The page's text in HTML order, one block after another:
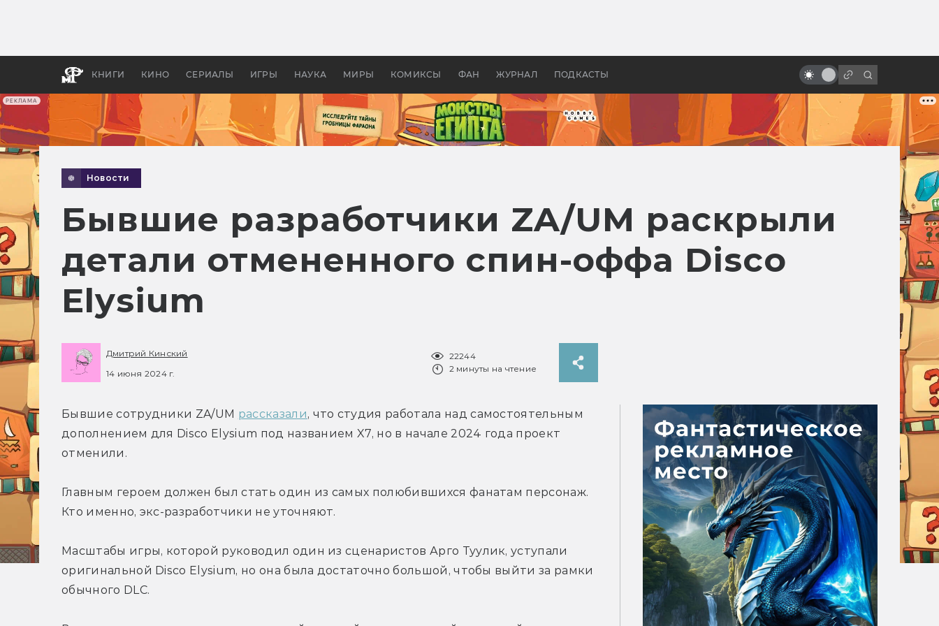
РЕКЛАМА
КНИГИ КИНО СЕРИАЛЫ ИГРЫ НАУКА МИРЫ КОМИКСЫ ФАН ЖУРНАЛ ПОДКАСТЫ
бы «Властелина колец»
Древней Грецией
младшего
Новости
Бывшие разработчики ZA/UM раскрыли
детали отмененного спин-оффа Disco
Elysium
Дмитрий Кинский
14 июня 2024 г.
22244
2 минуты на чтение
Бывшие сотрудники ZA/UM рассказали, что студия работала над самостоятельным
дополнением для Disco Elysium под названием X7, но в начале 2024 года проект
отменили.
Главным героем должен был стать один из самых полюбившихся фанатам персонаж.
Кто именно, экс-разработчики не уточняют.
Масштабы игры, которой руководил один из сценаристов Арго Туулик, уступали
оригинальной Disco Elysium, но она была достаточно большой, чтобы выйти за рамки
обычного DLC.